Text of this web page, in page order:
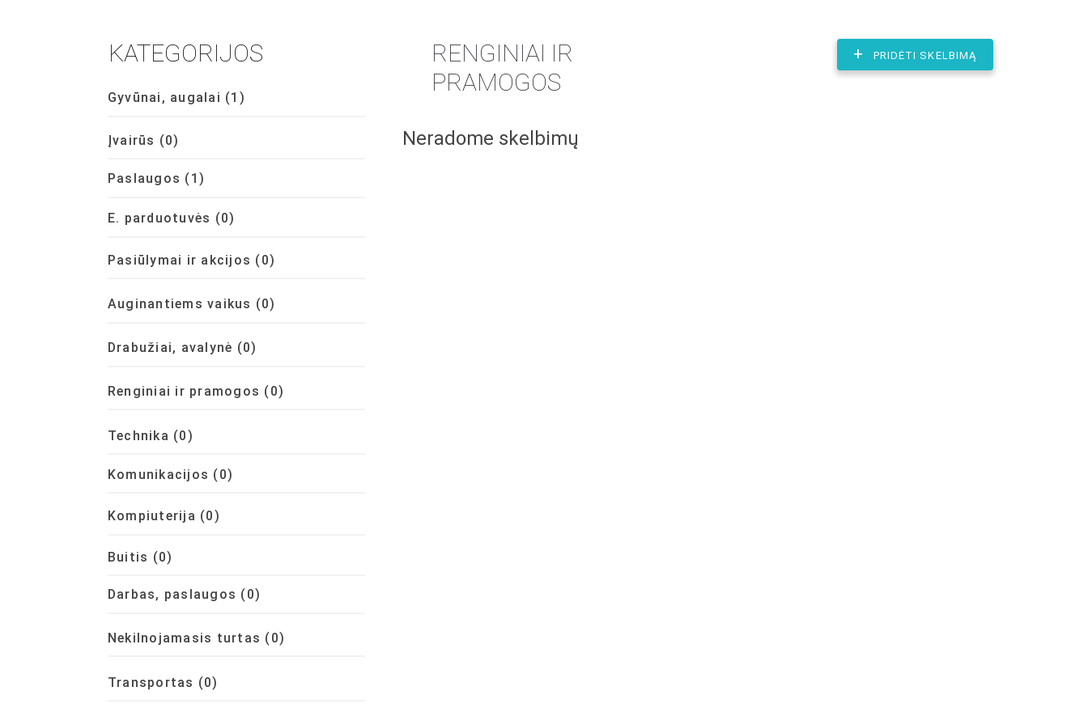
KATEGORIJOS
Gyvūnai, augalai (1)
Įvairūs (0)
Paslaugos (1)
E. parduotuvės (0)
Pasiūlymai ir akcijos (0)
Auginantiems vaikus (0)
Drabužiai, avalynė (0)
Renginiai ir pramogos (0)
Technika (0)
Komunikacijos (0)
Kompiuterija (0)
Buitis (0)
Darbas, paslaugos (0)
Nekilnojamasis turtas (0)
Transportas (0)
RENGINIAI IR
PRAMOGOS
+ PRIDĖTI SKELBIMĄ
Neradome skelbimų